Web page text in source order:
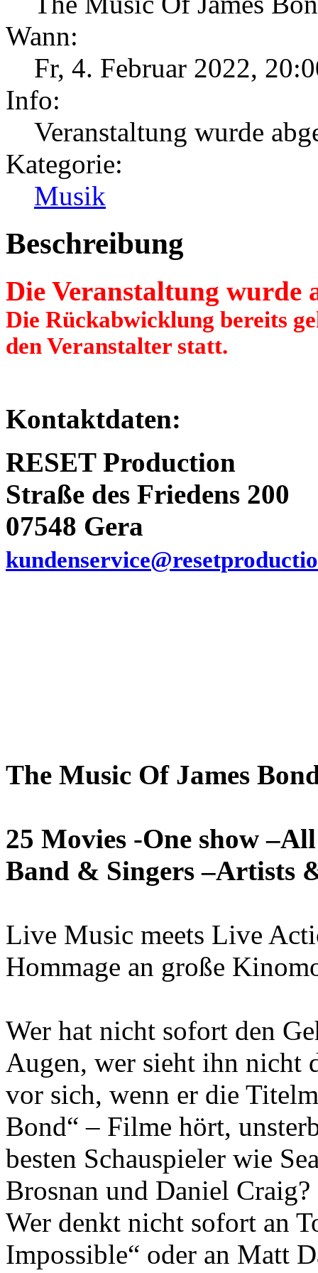
Wann:
Fr, 4. Februar 2022,
Info:
Veranstaltung wurde
Kategorie:
Musik
Beschreibung
Die Veranstaltung wurde
Die Rückabwicklung bereits
den Veranstalter statt.
Kontaktdaten:
RESET Production
Straße des Friedens 200
07548 Gera
The Music Of James
25 Movies -One show
Band & Singers –Artists
Live Music meets Live
Hommage an große
Wer hat nicht sofort den
Augen, wer sieht ihn nicht
vor sich, wenn er die
Bond“ – Filme hört,
besten Schauspieler wie
Brosnan und Daniel Craig?
Wer denkt nicht sofort an
Impossible“ oder an Matt